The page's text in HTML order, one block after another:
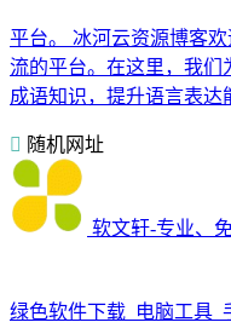
平台。 冰河云资源博客
流的平台。在这里，我们
成语知识，提升语言表达
随机网址
软文轩-专业、
绿色软件下载_电脑工具_